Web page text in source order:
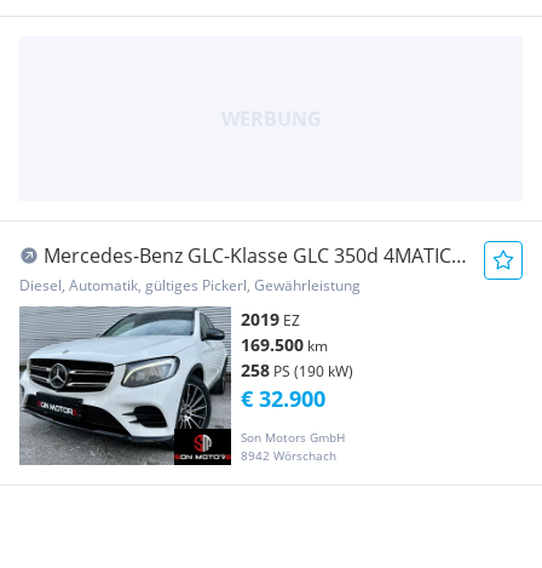
Mercedes-Benz GLC-Klasse GLC 350d 4MATIC
Aut.
Diesel, Automatik, gültiges Pickerl, Gewährleistung
2019 EZ
169.500 km
258 PS (190 kW)
Son Motors GmbH
8942 Wörschach
€ 32.900